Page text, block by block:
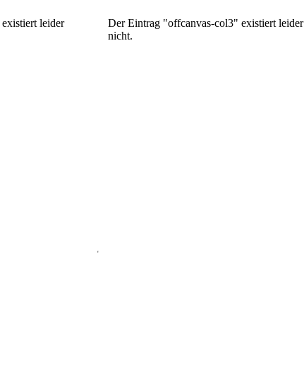
leider
Der Eintrag "offcanvas-col3" existiert leider
nicht.